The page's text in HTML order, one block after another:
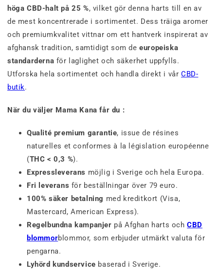
höga CBD-halt på 25 %, vilket gör denna harts till en av
de mest koncentrerade i sortimentet. Dess träiga aromer
och premiumkvalitet vittnar om ett hantverk inspirerat av
afghansk tradition, samtidigt som deeuropeiska
standarderna för laglighet och säkerhet uppfylls.
Utforska hela sortimentet och handla direkt i vårCBD-
butik.
När du väljer Mama Kana får du :
Qualité premium garantie, issue de résines
naturelles et conformes à la législation européenne
(THC < 0,3 %).
Expressleverans möjlig i Sverige och hela Europa.
Fri leverans för beställningar över 79 euro.
100% säker betalning med kreditkort (Visa,
Mastercard, American Express).
Regelbundna kampanjer på Afghan harts ochCBD
blommorblommor, som erbjuder utmärkt valuta för
pengarna.
Lyhörd kundservice baserad i Sverige.